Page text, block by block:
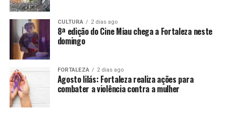
CULTURA 2 dias ago
8ª edição do Cine Miau chega a Fortaleza neste
domingo
FORTALEZA 2 dias ago
Agosto lilás: Fortaleza realiza ações para
combater a violência contra a mulher